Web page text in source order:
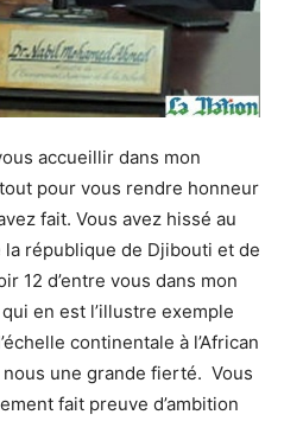
accueillir dans mon
pour vous rendre honneur
fait. Vous avez hissé au
république de Djibouti et de
12 d’entre vous dans mon
en est l’illustre exemple
continentale à l’African
une grande fierté. Vous
fait preuve d’ambition